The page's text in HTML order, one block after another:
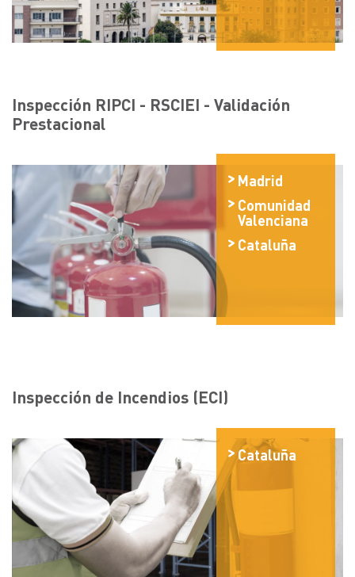
Inspección RIPCI - RSCIEI - Validación
Prestacional
Madrid
Comunidad
Valenciana
Cataluña
Inspección de Incendios (ECI)
Cataluña